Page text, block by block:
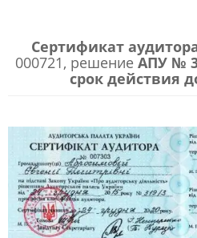
Сертификат
000721, решение АПУ №
срок действия